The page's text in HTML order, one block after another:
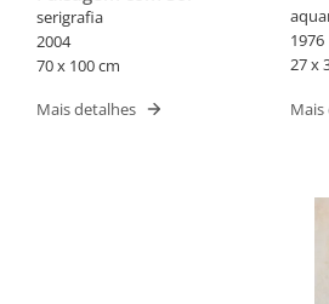
serigrafia
2004
70 x 100 cm
Mais detalhes
1976
27 x